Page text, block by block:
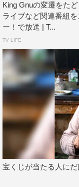
公式 TikTok：
©Photography
King Gnuの変遷をたど
ライブなど関連番組
ー！で放送 | T...
TV LIFE
宝くじが当たる人にだ